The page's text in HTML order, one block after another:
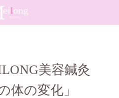
美容鍼灸
体の変化」